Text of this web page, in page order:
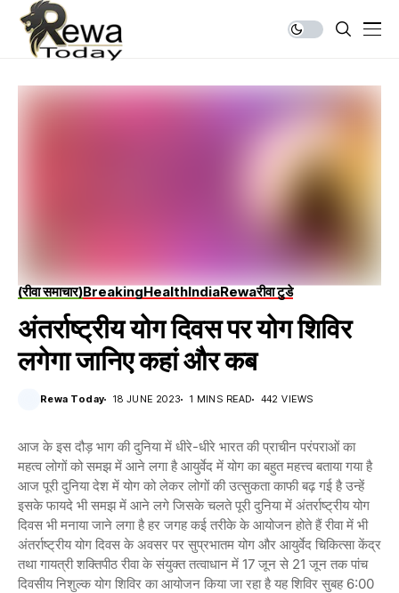
(रीवा समाचार)BreakingHealthIndiaRewaरीवा टुडे
अंतर्राष्ट्रीय योग दिवस पर योग शिविर
लगेगा जानिए कहां और कब
Rewa Today 18 JUNE 2023 1 MINS READ 442 VIEWS
आज के इस दौड़ भाग की दुनिया में धीरे-धीरे भारत की प्राचीन परंपराओं का
महत्व लोगों को समझ में आने लगा है आयुर्वेद में योग का बहुत महत्त्व बताया गया है
आज पूरी दुनिया देश में योग को लेकर लोगों की उत्सुकता काफी बढ़ गई है उन्हें
इसके फायदे भी समझ में आने लगे जिसके चलते पूरी दुनिया में अंतर्राष्ट्रीय योग
दिवस भी मनाया जाने लगा है हर जगह कई तरीके के आयोजन होते हैं रीवा में भी
अंतर्राष्ट्रीय योग दिवस के अवसर पर सुप्रभातम योग और आयुर्वेद चिकित्सा केंद्र
तथा गायत्री शक्तिपीठ रीवा के संयुक्त तत्वाधान में 17 जून से 21 जून तक पांच
दिवसीय निशुल्क योग शिविर का आयोजन किया जा रहा है यह शिविर सुबह 6:00